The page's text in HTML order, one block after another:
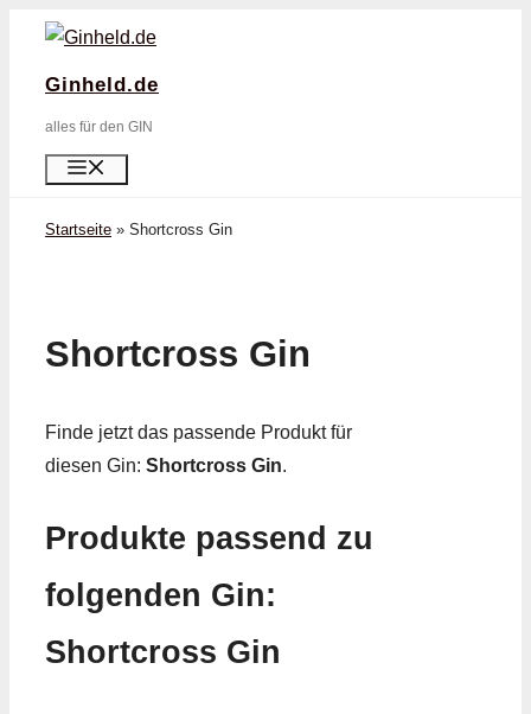
Zum
springen
Ginheld.de
alles für den GIN
Startseite » Shortcross Gin
Shortcross Gin
Finde jetzt das passende Produkt für
diesen Gin: Shortcross Gin.
Produkte passend zu
folgenden Gin:
Shortcross Gin